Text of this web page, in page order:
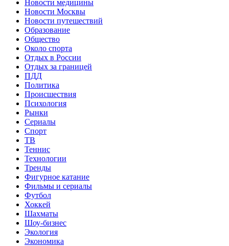
Новости медицины
Новости Москвы
Новости путешествий
Образование
Общество
Около спорта
Отдых в России
Отдых за границей
ПДД
Политика
Происшествия
Психология
Рынки
Сериалы
Спорт
ТВ
Теннис
Технологии
Тренды
Фигурное катание
Фильмы и сериалы
Футбол
Хоккей
Шахматы
Шоу-бизнес
Экология
Экономика